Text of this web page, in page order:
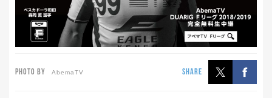
PHOTO BY AbemaTV SHARE